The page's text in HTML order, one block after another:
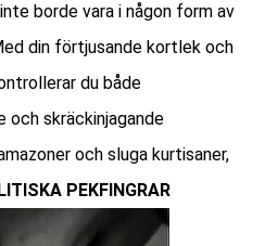
borde vara i någon form av
din förtjusande kortlek och
du både
och skräckinjagande
och sluga kurtisaner,
PEKFINGRAR